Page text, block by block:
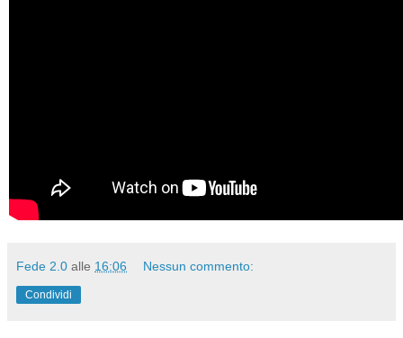
Fede 2.0 alle 16:06 Nessun commento:
Condividi